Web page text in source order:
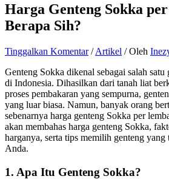
Harga Genteng Sokka
Berapa Sih?
Tinggalkan Komentar /Artikel / Oleh
Genteng Sokka dikenal sebagai salah
di Indonesia. Dihasilkan dari tanah liat
proses pembakaran yang sempurna,
yang luar biasa. Namun, banyak orang
sebenarnya harga genteng Sokka per
akan membahas harga genteng Sokka,
harganya, serta tips memilih genteng yang
Anda.
1. Apa Itu Genteng Sokka?